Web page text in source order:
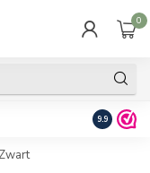
0
Snelle
9.9